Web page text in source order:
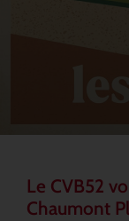
Le CVB52
Chaumont